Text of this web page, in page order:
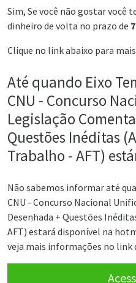
Sim, Se você não gostar você
dinheiro de volta no prazo de 7
Clique no link abaixo para
Até quando Eixo
CNU - Concurso
Legislação
Questões Inéditas
Trabalho - AFT)
Não sabemos informar até
CNU - Concurso Nacional
Desenhada + Questões
AFT) estará disponível na
veja mais informações no link